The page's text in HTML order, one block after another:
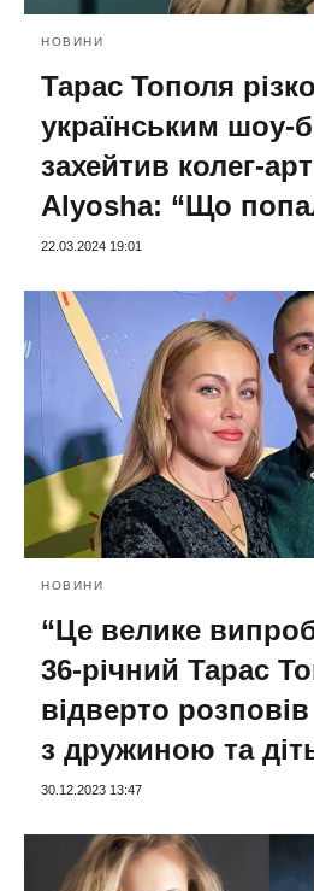
НОВИНИ
Тарас Тополя
українським шоу-
захейтив колег-
Alyosha: “Що
22.03.2024 19:01
НОВИНИ
“Це велике
36-річний Тарас
відверто
з дружиною та
30.12.2023 13:47